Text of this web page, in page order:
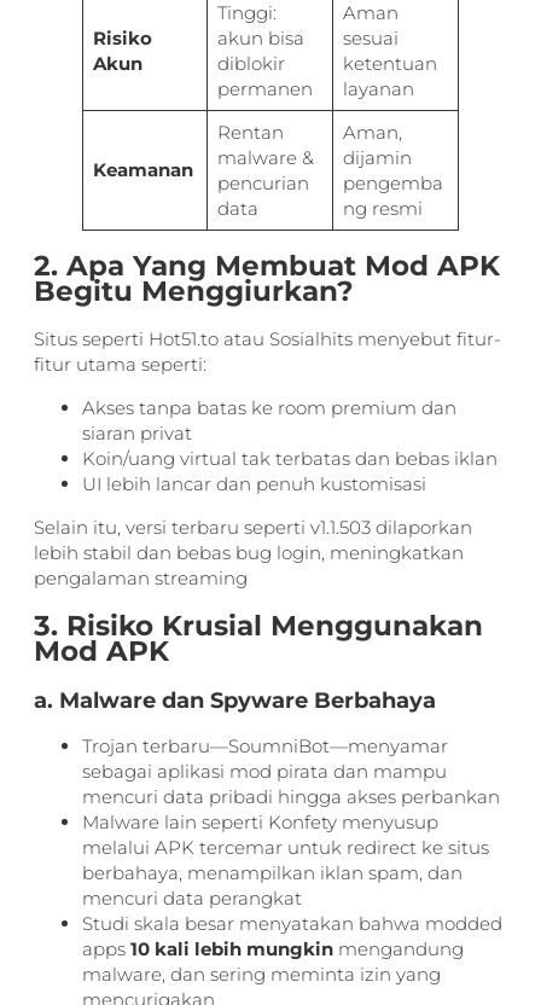
Risiko
Akun
Tinggi:
akun bisa
diblokir
permanen
Aman
sesuai
ketentuan
layanan
Keamanan
Rentan
malware &
pencurian
data
Aman,
dijamin
pengemba
ng resmi
2. Apa Yang Membuat Mod APK
Begitu Menggiurkan?
Situs seperti Hot51.to atau Sosialhits menyebut fitur-
fitur utama seperti:
Akses tanpa batas ke room premium dan
siaran privat
Koin/uang virtual tak terbatas dan bebas iklan
UI lebih lancar dan penuh kustomisasi
Selain itu, versi terbaru seperti v1.1.503 dilaporkan
lebih stabil dan bebas bug login, meningkatkan
pengalaman streaming
3. Risiko Krusial Menggunakan
Mod APK
a. Malware dan Spyware Berbahaya
Trojan terbaru—SoumniBot—menyamar
sebagai aplikasi mod pirata dan mampu
mencuri data pribadi hingga akses perbankan
Malware lain seperti Konfety menyusup
melalui APK tercemar untuk redirect ke situs
berbahaya, menampilkan iklan spam, dan
mencuri data perangkat
Studi skala besar menyatakan bahwa modded
apps 10 kali lebih mungkin mengandung
malware, dan sering meminta izin yang
mencurigakan